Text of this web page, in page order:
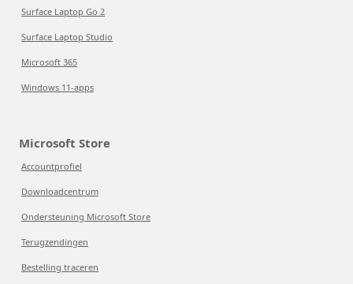
Surface Laptop Go 2
Surface Laptop Studio
Microsoft 365
Windows 11-apps
Microsoft Store
Accountprofiel
Downloadcentrum
Ondersteuning Microsoft Store
Terugzendingen
Bestelling traceren